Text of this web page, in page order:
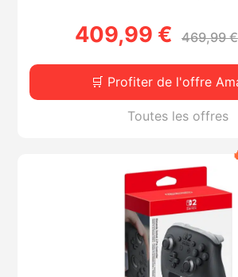
409,99 € 469,99 €
🛒 Profiter de l'offre
Toutes les offres